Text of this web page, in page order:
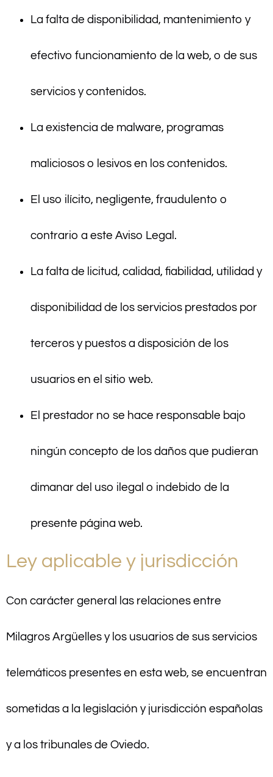
La falta de disponibilidad, mantenimiento y
efectivo funcionamiento de la web, o de sus
servicios y contenidos.
La existencia de malware, programas
maliciosos o lesivos en los contenidos.
El uso ilícito, negligente, fraudulento o
contrario a este Aviso Legal.
La falta de licitud, calidad, fiabilidad, utilidad y
disponibilidad de los servicios prestados por
terceros y puestos a disposición de los
usuarios en el sitio web.
El prestador no se hace responsable bajo
ningún concepto de los daños que pudieran
dimanar del uso ilegal o indebido de la
presente página web.
Ley aplicable y jurisdicción
Con carácter general las relaciones entre
Milagros Argüelles y los usuarios de sus servicios
telemáticos presentes en esta web, se encuentran
sometidas a la legislación y jurisdicción españolas
y a los tribunales de Oviedo.